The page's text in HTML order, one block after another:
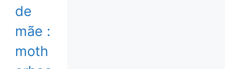
de
mãe :
moth